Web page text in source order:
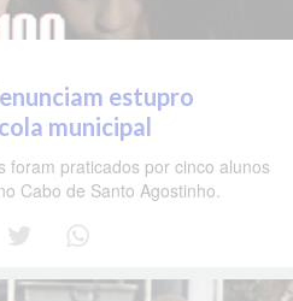
estupro
municipal
foram praticados por cinco alunos
Cabo de Santo Agostinho.